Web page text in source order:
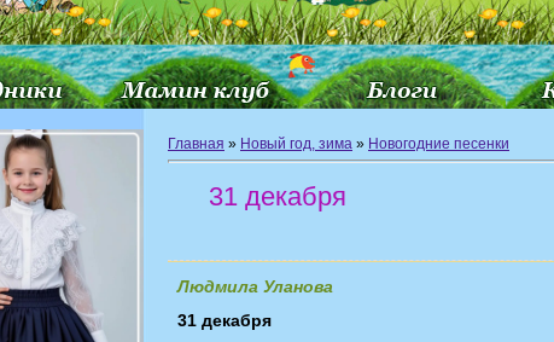
Главная » Новый год, зима » Новогодние песенки
31 декабря
Людмила Уланова
31 декабря